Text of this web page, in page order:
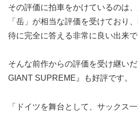
その評価に拍車をかけているのは
「岳」が相当な評価を受けており
待に完全に答える非常に良い出来で
そんな前作からの評価を受け継い
GIANT SUPREME』も好評です。
「ドイツを舞台として、サックス